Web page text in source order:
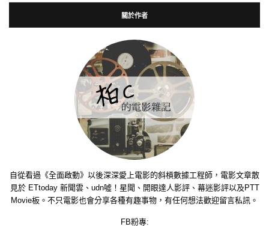
關於作者
自從看過《全面啟動》以後深深愛上電影的斜槓數據工程師，電影文章散
見於 ETtoday 新聞雲、udn噓！星聞、開眼達人影評、幕迷影評以及PTT
Movie板。不只電影也會分享各種有趣事物，有任何想法歡迎留言私訊。
FB粉專: